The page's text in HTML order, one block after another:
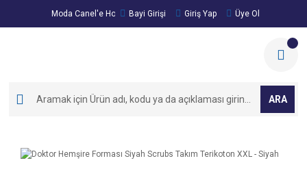
Moda Canel'e Hoşgeldiniz!
Bayi Girişi Giriş Yap Üye Ol
ARA